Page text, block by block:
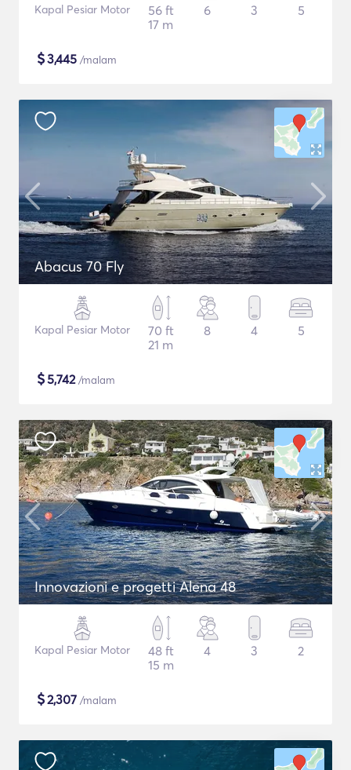
Kapal Pesiar Motor
56 ft
17 m
6 3 5
$3,445 /malam
Abacus 70 Fly
Kapal Pesiar Motor
70 ft
21 m
8 4 5
$5,742/malam
Innovazioni e progetti Alena 48
Kapal Pesiar Motor
48 ft
15 m
4 3 2
$2,307 /malam